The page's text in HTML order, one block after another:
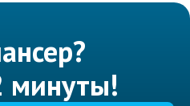
минуты!